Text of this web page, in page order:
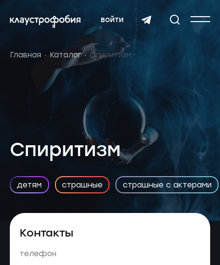
войти
Главная Каталог Спиритизм
Спиритизм
детям страшные страшные с актерами
Контакты
телефон